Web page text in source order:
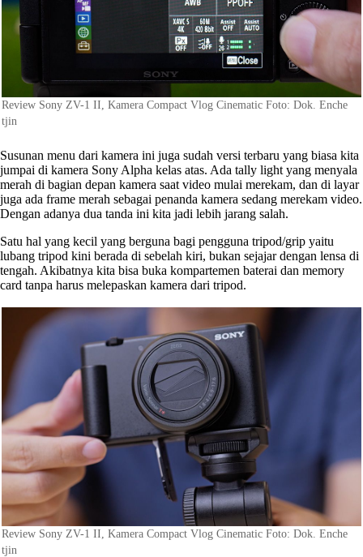
Review Sony ZV-1 II, Kamera Compact Vlog Cinematic Foto: Dok. Enche
tjin
Susunan menu dari kamera ini juga sudah versi terbaru yang biasa kita
jumpai di kamera Sony Alpha kelas atas. Ada tally light yang menyala
merah di bagian depan kamera saat video mulai merekam, dan di layar
juga ada frame merah sebagai penanda kamera sedang merekam video.
Dengan adanya dua tanda ini kita jadi lebih jarang salah.
Satu hal yang kecil yang berguna bagi pengguna tripod/grip yaitu
lubang tripod kini berada di sebelah kiri, bukan sejajar dengan lensa di
tengah. Akibatnya kita bisa buka kompartemen baterai dan memory
card tanpa harus melepaskan kamera dari tripod.
Review Sony ZV-1 II, Kamera Compact Vlog Cinematic Foto: Dok. Enche
tjin